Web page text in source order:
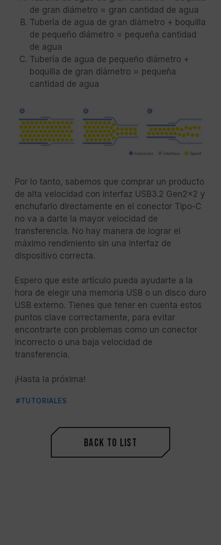
de gran diámetro = gran cantidad de agua
Tubería de agua de gran diámetro + boquilla
de pequeño diámetro = pequeña cantidad
de agua
Tubería de agua de pequeño diámetro +
boquilla de gran diámetro = pequeña
cantidad de agua
Por lo tanto, sabemos que comprar un producto
de alta velocidad con interfaz USB3.2 Gen2x2 y
enchufarlo directamente en el conector Tipo-C
no va a darte la mayor velocidad de
transferencia. No hay manera de lograr el
máximo rendimiento sin una interfaz de
dispositivo correcta.
Espero que este artículo pueda ayudarte a la
hora de elegir una memoria USB o un disco duro
USB externo. Tienes que tener en cuenta estos
puntos clave correctamente, para evitar
encontrarte con problemas como un conector
incorrecto o una baja velocidad de
transferencia.
¡Hasta la próxima!
#TUTORIALES
Back to List